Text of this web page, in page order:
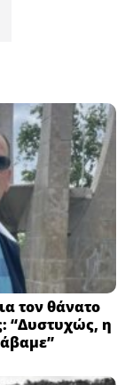
τον θάνατο
“Δυστυχώς, η